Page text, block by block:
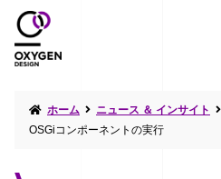
ホーム ニュース ＆ インサイト
OSGiコンポーネントの実行